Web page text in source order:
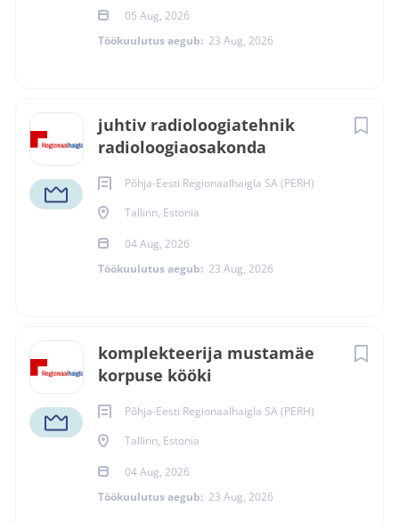
05 Aug, 2026
Töökuulutus aegub: 23 Aug, 2026
juhtiv radioloogiatehnik
radioloogiaosakonda
Põhja-Eesti Regionaalhaigla SA (PERH)
Tallinn, Estonia
04 Aug, 2026
Töökuulutus aegub: 23 Aug, 2026
komplekteerija mustamäe
korpuse kööki
Põhja-Eesti Regionaalhaigla SA (PERH)
Tallinn, Estonia
04 Aug, 2026
Töökuulutus aegub: 23 Aug, 2026